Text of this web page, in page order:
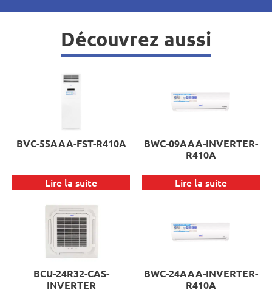
Découvrez aussi
BVC-55AAA-FST-R410A
Lire la suite
BWC-09AAA-INVERTER-
R410A
Lire la suite
BCU-24R32-CAS-
INVERTER
BWC-24AAA-INVERTER-
R410A